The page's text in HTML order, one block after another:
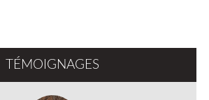
TÉMOIGNAGES